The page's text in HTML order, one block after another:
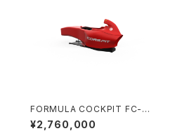
FORMULA COCKPIT FC-Lit
e CONSPIT
¥2,760,000